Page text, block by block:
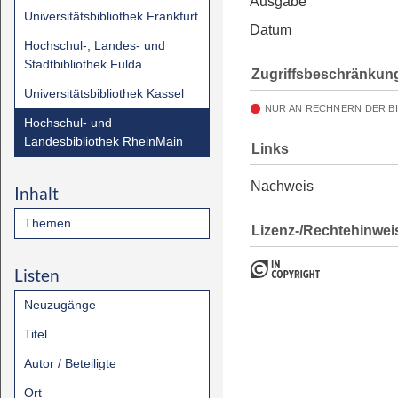
Universitätsbibliothek Frankfurt
Hochschul-, Landes- und
Stadtbibliothek Fulda
Universitätsbibliothek Kassel
Hochschul- und
Landesbibliothek RheinMain
Inhalt
Themen
Listen
Neuzugänge
Titel
Autor / Beteiligte
Ort
Datum
NUR AN RECHNERN DER
Links
Nachweis
Lizenz-/